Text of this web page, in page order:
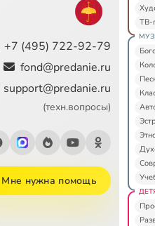
+7 (495) 722-92-79
fond@predanie.ru
support@predanie.ru
(техн.вопросы)
Мне нужна помощь
ТВ-